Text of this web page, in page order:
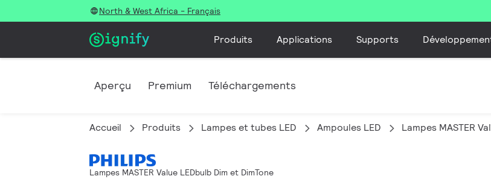
North & West Africa - Français
Produits Applications Supports
Aperçu Premium Téléchargements
Accueil Produits Lampes et tubes LED Ampoules LED Lampes MASTER
Lampes MASTER Value LEDbulb Dim et DimTone